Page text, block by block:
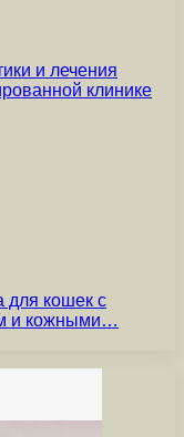
и лечения
клинике
для кошек с
и кожными…